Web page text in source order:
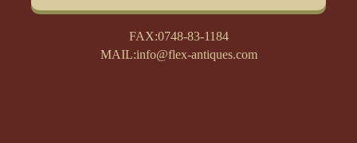
FAX:0748-83-1184
MAIL:info@flex-antiques.com